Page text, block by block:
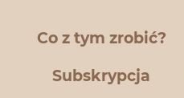
Co z tym zrobić?
Subskrypcja